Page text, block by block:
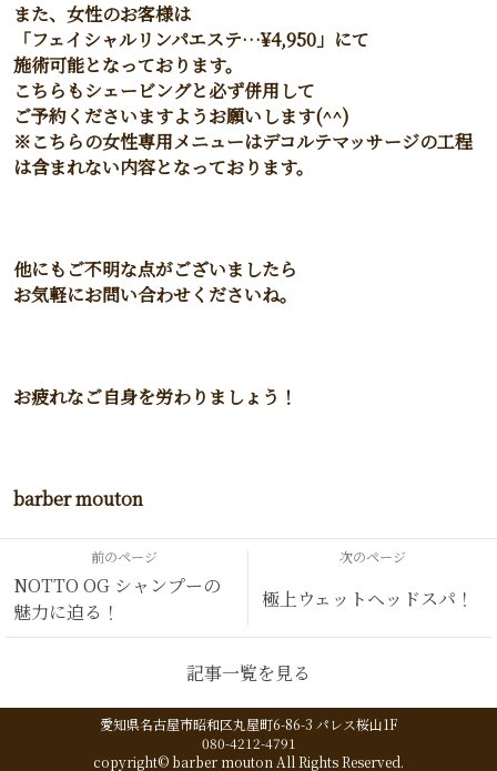
また、女性のお客様は
「フェイシャルリンパエステ…¥4,950」にて
施術可能となっております。
こちらもシェービングと必ず併用して
ご予約くださいますようお願いします(^^)
※こちらの女性専用メニューはデコルテマッサージの工程
は含まれない内容となっております。
他にもご不明な点がございましたら
お気軽にお問い合わせくださいね。
お疲れなご自身を労わりましょう！
barber mouton
前のページ
NOTTO OG シャンプーの
魅力に迫る！
次のページ
極上ウェットヘッドスパ！
記事一覧を見る
愛知県名古屋市昭和区丸屋町6-86-3 パレス桜山1F
080-4212-4791
copyright© barber mouton All Rights Reserved.